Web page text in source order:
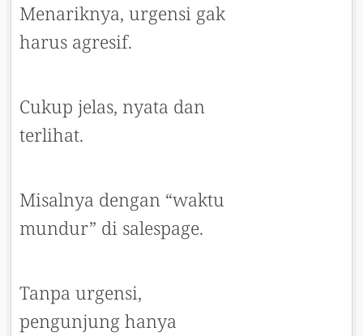
Menariknya, urgensi gak
harus agresif.
Cukup jelas, nyata dan
terlihat.
Misalnya dengan “waktu
mundur” di salespage.
Tanpa urgensi,
pengunjung hanya